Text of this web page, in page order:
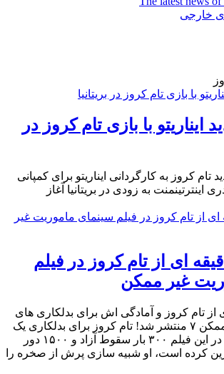
خارجی
ایناریتو با بازی تام کروز در
تام کروز به کارگردانی ایناریتو برای کمپانی
اینترتینمنت به زودی در بریتانیا آغاز
۱۰ دقیقه ای از تام کروز در فیلم
غیر ممکن
دقیقه ای از تام کروز و آمادگی اش برای بدلکاری های
فیلم ماموریت غیر ممکن ۷ منتشر شد! تام کروز برای بدلکاری یک
سکانس ۴۰ ثانیه ای در این فیلم ۳۰۰ بار سقوط آزاد و ۱۵۰۰ دور
کرده است، او شبیه سازی پرش از صخره را